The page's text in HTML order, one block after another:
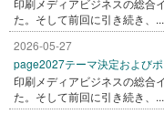
印刷メディアビジネスの総合
た。そして前回に引き続き、...
2026-05-27
page2027テーマ決定および
印刷メディアビジネスの総合
た。そして前回に引き続き、...